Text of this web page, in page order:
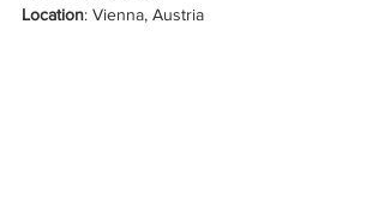
Location: Vienna, Austria